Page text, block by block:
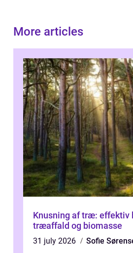
More articles
Knusning af træ: effektiv
træaffald og biomasse
31 july 2026
Sofie